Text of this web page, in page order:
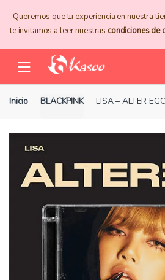
navigation
content
Queremos que tu experiencia en nuestra
te invitamos a leer nuestras condiciones de
Inicio BLACKPINK LISA – ALTER